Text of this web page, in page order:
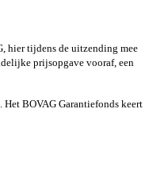
hier tijdens de uitzending mee
prijsopgave vooraf, een
BOVAG Garantiefonds keert